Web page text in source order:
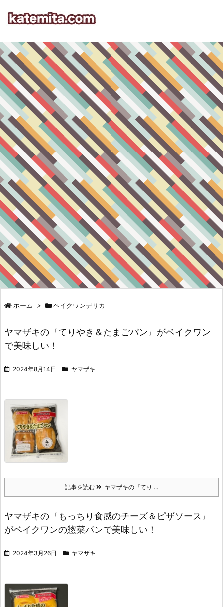
ホーム > ベイクワンデリカ
ヤマザキの『てりやき＆たまごパン』がベイクワン
で美味しい！
2024年8月14日 ヤマザキ
記事を読む ヤマザキの『てり ...
ヤマザキの『もっちり食感のチーズ＆ピザソース』
がベイクワンの惣菜パンで美味しい！
2024年3月26日 ヤマザキ